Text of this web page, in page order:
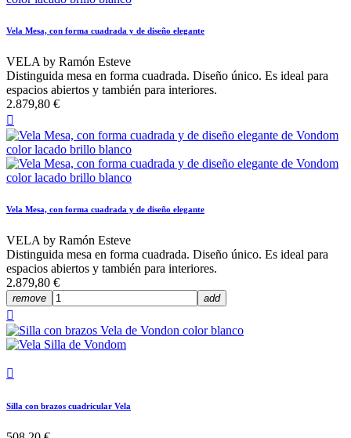
Vela Mesa, con forma cuadrada y de diseño elegante
VELA by Ramón Esteve
Distinguida mesa en forma cuadrada. Diseño único. Es ideal para
espacios abiertos y también para interiores.
2.879,80 €

Vela Mesa, con forma cuadrada y de diseño elegante
VELA by Ramón Esteve
Distinguida mesa en forma cuadrada. Diseño único. Es ideal para
espacios abiertos y también para interiores.
2.879,80 €
remove add


Silla con brazos cuadricular Vela